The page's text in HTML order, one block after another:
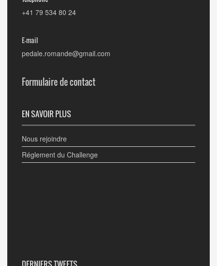
+41 79 534 80 24
E-mail
pedale.romande@gmail.com
Formulaire de contact
EN SAVOIR PLUS
Nous rejoindre
Réglement du Challenge